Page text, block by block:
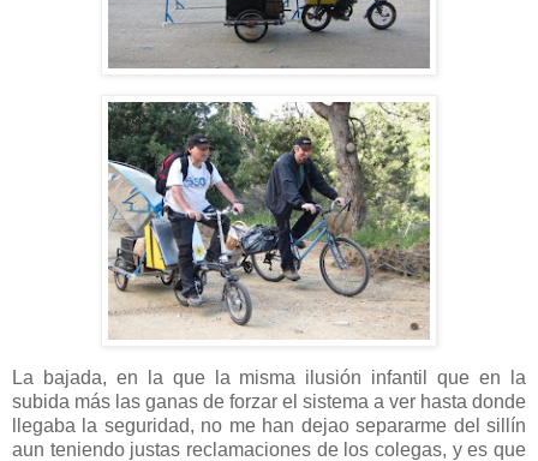
La bajada, en la que la misma ilusión infantil que en la
subida más las ganas de forzar el sistema a ver hasta donde
llegaba la seguridad, no me han dejao separarme del sillín
aun teniendo justas reclamaciones de los colegas, y es que